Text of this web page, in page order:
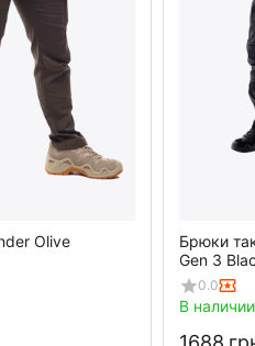
Olive
Брюки
Gen 3
0.0
В наличии